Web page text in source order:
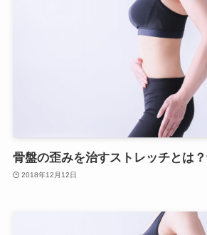
骨盤の歪みを治すストレッチとは
2018年12月12日